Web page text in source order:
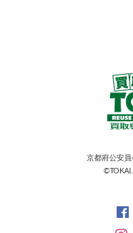
京都府公安
©TOKAI.